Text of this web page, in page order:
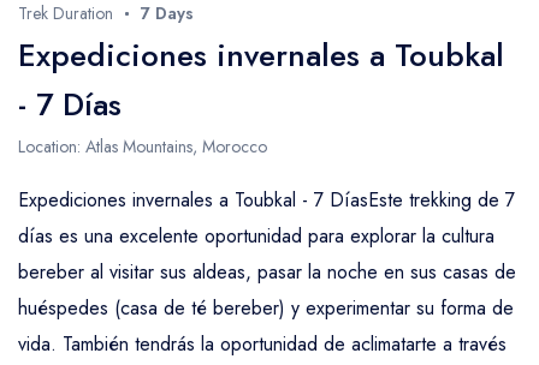
Trek Duration 7 Days
Expediciones invernales a Toubkal
- 7 Días
Location: Atlas Mountains, Morocco
Expediciones invernales a Toubkal - 7 DíasEste trekking de 7
días es una excelente oportunidad para explorar la cultura
bereber al visitar sus aldeas, pasar la noche en sus casas de
huéspedes (casa de té bereber) y experimentar su forma de
vida. También tendrás la oportunidad de aclimatarte a través